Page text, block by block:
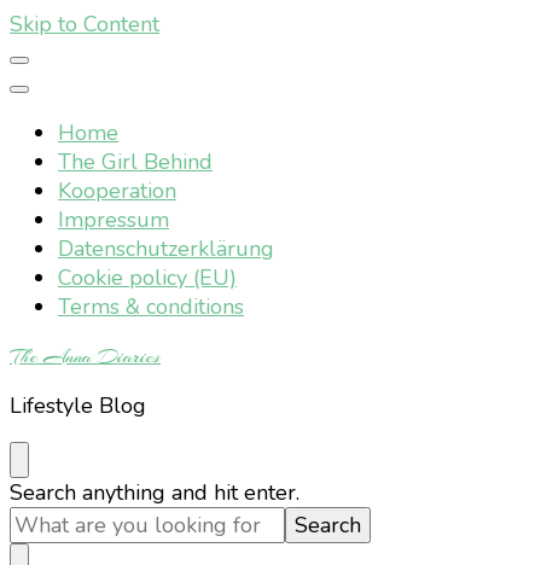
Skip to Content
Home
The Girl Behind
Kooperation
Impressum
Datenschutzerklärung
Cookie policy (EU)
Terms & conditions
The Anna Diaries
Lifestyle Blog
Looking
for
Something?
Search anything and hit enter.